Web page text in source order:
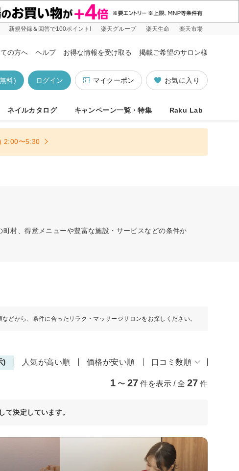
新規登録＆回答で100ポイント! 楽天グループ 楽天生命 楽天市場
の方へ ヘルプ お得な情報を受け取る 掲載ご希望のサロン様
お気に入り
マイクーポン
ログイン
料)
ネイルカタログ キャンペーン一覧・特集 Raku Lab
2:00〜5:30
村、得意メニューや豊富な施設・サービスなどの条件か
どから、条件に合ったリラク・マッサージサロンをお探しください。
) 人気が高い順 価格が安い順 口コミ数順
1 〜 27 件を表示 / 全 27 件
て決定しています。